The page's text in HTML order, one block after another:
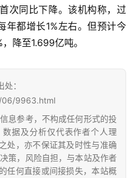
次同比下降。该机构称，过
年都增长1%左右。但预计今
降至1.699亿吨。
：
06/9963.html
息参考，不构成任何形式的投
据及分析仅代表作者个人理
处，亦不保证其及时性与准确
策，风险自担，与本站及作者
任何直接或间接损失，本站概